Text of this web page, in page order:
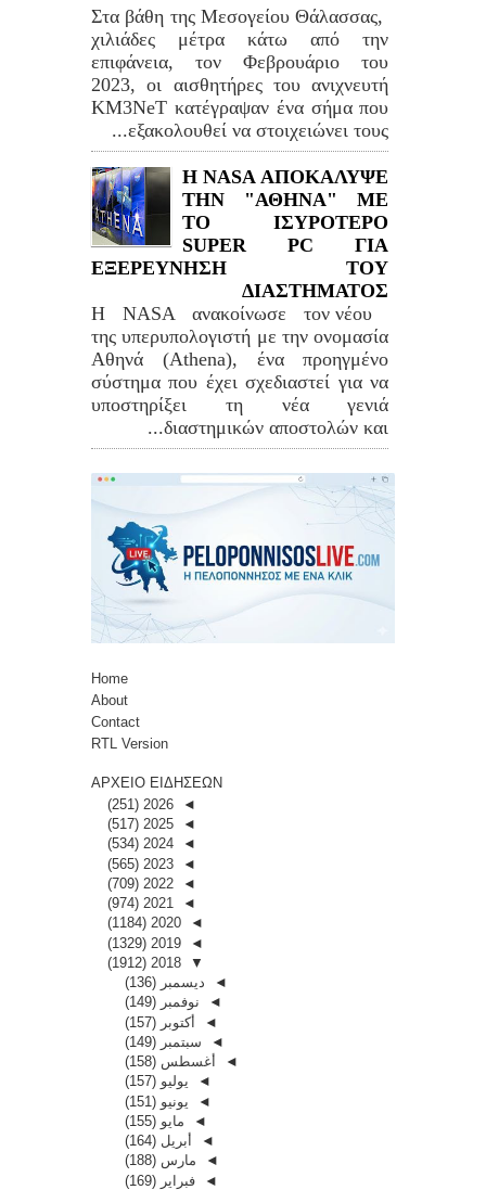
Στα βάθη της Μεσογείου Θάλασσας,
χιλιάδες μέτρα κάτω από την
επιφάνεια, τον Φεβρουάριο του
2023, οι αισθητήρες του ανιχνευτή
KM3NeT κατέγραψαν ένα σήμα που
εξακολουθεί να στοιχειώνει τους...
Η NASA ΑΠΟΚΑΛΥΨΕ
ΤΗΝ "ΑΘΗΝΑ" ΜΕ
ΤΟ ΙΣΥΡΟΤΕΡΟ
SUPER PC ΓΙΑ
ΕΞΕΡΕΥΝΗΣΗ ΤΟΥ
ΔΙΑΣΤΗΜΑΤΟΣ
Η NASA ανακοίνωσε τον νέου
της υπερυπολογιστή με την ονομασία
Αθηνά (Athena), ένα προηγμένο
σύστημα που έχει σχεδιαστεί για να
υποστηρίξει τη νέα γενιά
διαστημικών αποστολών και...
Home
About
Contact
RTL Version
ΑΡΧΕΙΟ ΕΙΔΗΣΕΩΝ
◄
2026
(251)
◄
2025
(517)
◄
2024
(534)
◄
2023
(565)
◄
2022
(709)
◄
2021
(974)
◄
2020
(1184)
◄
2019
(1329)
▼
2018
(1912)
◄ ديسمبر(136)
◄ نوفمبر(149)
◄
أكتوبر(157)
◄ سبتمبر(149)
◄
أغسطس(158)
◄ يوليو(157)
◄ يونيو(151)
◄ مايو(155)
◄
أبريل(164)
◄ مارس(188)
◄فبراير(169)